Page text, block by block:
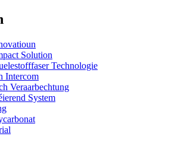
Solution
Technologie
Intercom
Veraarbechtung
System